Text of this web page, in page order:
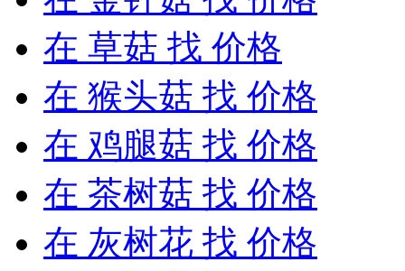
在 草菇 找 价格
在 猴头菇 找 价格
在 鸡腿菇 找 价格
在 茶树菇 找 价格
在 灰树花 找 价格